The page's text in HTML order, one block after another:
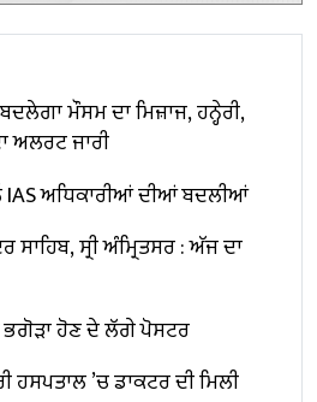
ਮੌਸਮ ਦਾ ਮਿਜ਼ਾਜ, ਹਨ੍ਹੇਰੀ,
ਅਲਰਟ ਜਾਰੀ
IAS ਅਧਿਕਾਰੀਆਂ ਦੀਆਂ ਬਦਲੀਆਂ
ਸਾਹਿਬ, ਸ੍ਰੀ ਅੰਮ੍ਰਿਤਸਰ : ਅੱਜ ਦਾ
ਭਗੋੜਾ ਹੋਣ ਦੇ ਲੱਗੇ ਪੋਸਟਰ
ਹਸਪਤਾਲ ’ਚ ਡਾਕਟਰ ਦੀ ਮਿਲੀ